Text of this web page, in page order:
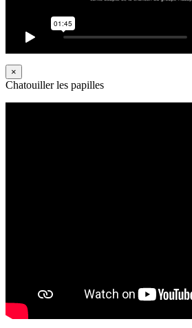
×
Chatouiller les papilles